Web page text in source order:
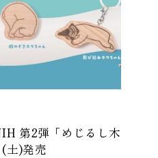
第2弾「めじるし木
土)発売